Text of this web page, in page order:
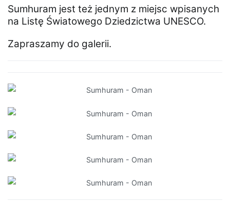
Sumhuram jest też jednym z miejsc wpisanych
na Listę Światowego Dziedzictwa UNESCO.
Zapraszamy do galerii.